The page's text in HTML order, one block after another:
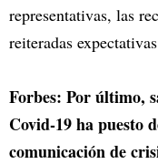
representativas, las
reiteradas
Forbes: Por último,
Covid-19 ha puesto
comunicación de